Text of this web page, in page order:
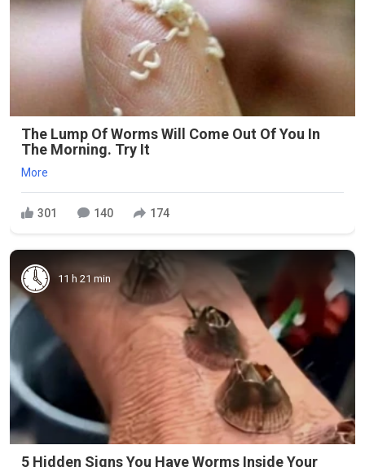
The Lump Of Worms Will Come Out Of You In
The Morning. Try It
More
301 140 174
11 h 21 min
5 Hidden Signs You Have Worms Inside Your